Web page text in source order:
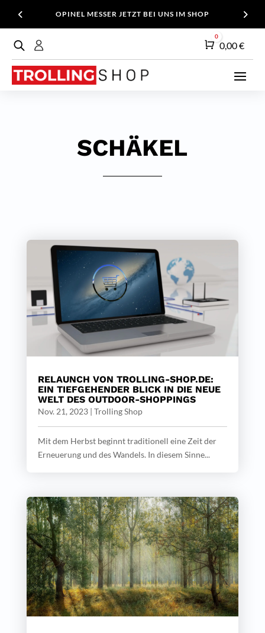
OPINEL MESSER JETZT BEI UNS IM SHOP
Warenkorb
0
0,00€
SCHÄKEL
RELAUNCH VON TROLLING-SHOP.DE:
EIN TIEFGEHENDER BLICK IN DIE NEUE
WELT DES OUTDOOR-SHOPPINGS
Nov. 21, 2023| Trolling Shop
Mit dem Herbst beginnt traditionell eine Zeit der
Erneuerung und des Wandels. In diesem Sinne...